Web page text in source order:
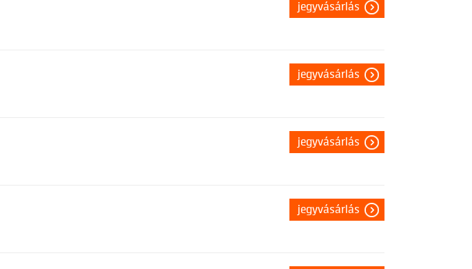
jegyvásárlás
jegyvásárlás
jegyvásárlás
jegyvásárlás